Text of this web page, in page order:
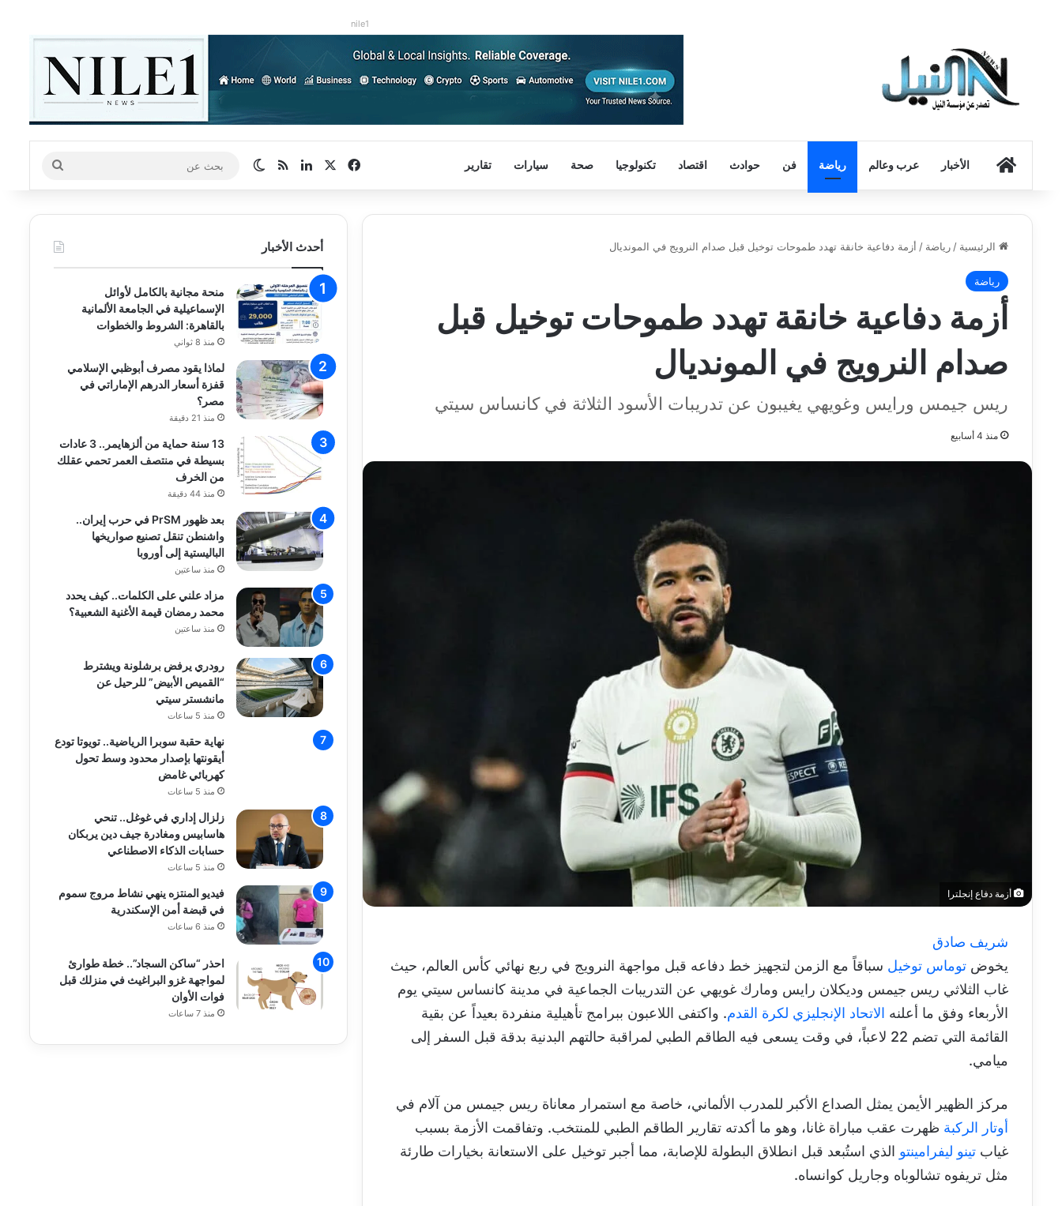
nile1
الرئيسيةالأخبار عرب وعالم رياضة فن حوادث اقتصاد تكنولوجيا صحة سيارات تقارير فيسبوك لينكدإنملخص الموقع RSS
الوضع المظلم
بحث
عن
الرئيسية / رياضة / أزمة دفاعية خانقة تهدد طموحات توخيل قبل صدام النرويج في المونديال
رياضة
أزمة دفاعية خانقة تهدد طموحات توخيل قبل
صدام النرويج في المونديال
ريس جيمس ورايس وغويهي يغيبون عن تدريبات الأسود الثلاثة في كانساس سيتي
منذ 4 أسابيع
أزمة دفاع إنجلترا
شريف صادق
يخوض توماس توخيل سباقاً مع الزمن لتجهيز خط دفاعه قبل مواجهة النرويج في ربع نهائي كأس العالم، حيث
غاب الثلاثي ريس جيمس وديكلان رايس ومارك غويهي عن التدريبات الجماعية في مدينة كانساس سيتي يوم
الأربعاء وفق ما أعلنه الاتحاد الإنجليزي لكرة القدم. واكتفى اللاعبون ببرامج تأهيلية منفردة بعيداً عن بقية
القائمة التي تضم 22 لاعباً، في وقت يسعى فيه الطاقم الطبي لمراقبة حالتهم البدنية بدقة قبل السفر إلى
ميامي.
مركز الظهير الأيمن يمثل الصداع الأكبر للمدرب الألماني، خاصة مع استمرار معاناة ريس جيمس من آلام في
أوتار الركبة ظهرت عقب مباراة غانا، وهو ما أكدته تقارير الطاقم الطبي للمنتخب. وتفاقمت الأزمة بسبب
غياب تينو ليفرامينتو الذي استُبعد قبل انطلاق البطولة للإصابة، مما أجبر توخيل على الاستعانة بخيارات طارئة
مثل تريفوه تشالوباه وجاريل كوانساه.
أحدث الأخبار
منحة مجانية بالكامل لأوائل
الإسماعيلية في الجامعة الألمانية
بالقاهرة: الشروط والخطوات
منذ 8 ثواني
لماذا يقود مصرف أبوظبي الإسلامي
قفزة أسعار الدرهم الإماراتي في
مصر؟
منذ 21 دقيقة
13 سنة حماية من ألزهايمر.. 3 عادات
بسيطة في منتصف العمر تحمي عقلك
من الخرف
منذ 44 دقيقة
بعد ظهور PrSM في حرب إيران..
واشنطن تنقل تصنيع صواريخها
الباليستية إلى أوروبا
منذ ساعتين
مزاد علني على الكلمات.. كيف يحدد
محمد رمضان قيمة الأغنية الشعبية؟
منذ ساعتين
رودري يرفض برشلونة ويشترط
“القميص الأبيض” للرحيل عن
مانشستر سيتي
منذ 5 ساعات
نهاية حقبة سوبرا الرياضية.. تويوتا تودع
أيقونتها بإصدار محدود وسط تحول
كهربائي غامض
منذ 5 ساعات
زلزال إداري في غوغل.. تنحي
هاسابيس ومغادرة جيف دين يربكان
حسابات الذكاء الاصطناعي
منذ 5 ساعات
فيديو المنتزه ينهي نشاط مروج سموم
في قبضة أمن الإسكندرية
منذ 6 ساعات
احذر “ساكن السجاد”.. خطة طوارئ
لمواجهة غزو البراغيث في منزلك قبل
فوات الأوان
منذ 7 ساعات